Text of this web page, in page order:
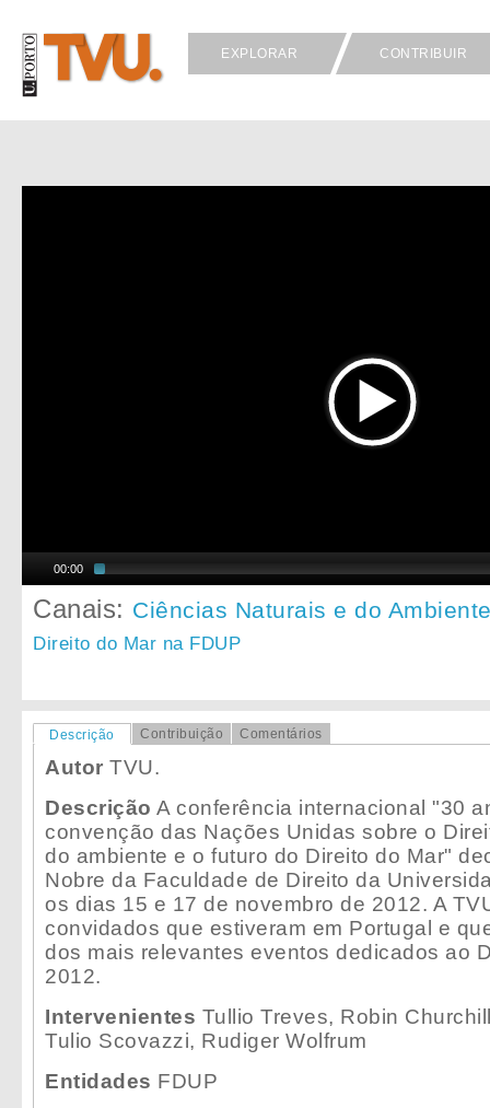
EXPLORAR CONTRIBUIR
00:00
Canais: Ciências Naturais e do
Direito do Mar na FDUP
Descrição Contribuição Comentários
Autor TVU.
Descrição A conferência internacional "30
convenção das Nações Unidas sobre o
do ambiente e o futuro do Direito do Mar"
Nobre da Faculdade de Direito da
os dias 15 e 17 de novembro de 2012. A
convidados que estiveram em Portugal e
dos mais relevantes eventos dedicados ao
2012.
Intervenientes Tullio Treves, Robin
Tulio Scovazzi, Rudiger Wolfrum
Entidades FDUP